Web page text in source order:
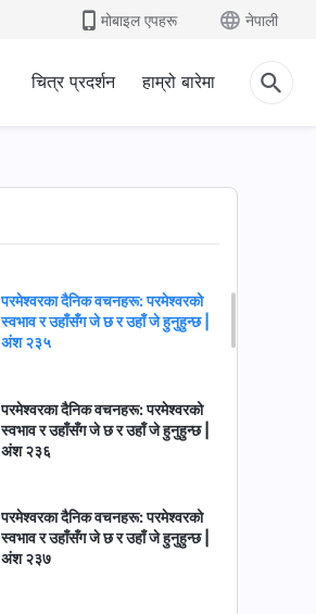
मोबाइल एपहरू नेपाली
चित्र प्रदर्शन हाम्रो बारेमा
परमेश्‍वरका दैनिक वचनहरू: परमेश्‍वरको
परमेश्‍वरका दैनिक वचनहरू: परमेश्‍वरको
परमेश्‍वरका दैनिक वचनहरू: परमेश्‍वरको
स्वभाव र उहाँसँग जे छ र उहाँ जे हुनुहुन्छ |
अंश २३५
परमेश्‍वरका दैनिक वचनहरू: परमेश्‍वरको
स्वभाव र उहाँसँग जे छ र उहाँ जे हुनुहुन्छ |
अंश २३६
परमेश्‍वरका दैनिक वचनहरू: परमेश्‍वरको
स्वभाव र उहाँसँग जे छ र उहाँ जे हुनुहुन्छ |
अंश २३७